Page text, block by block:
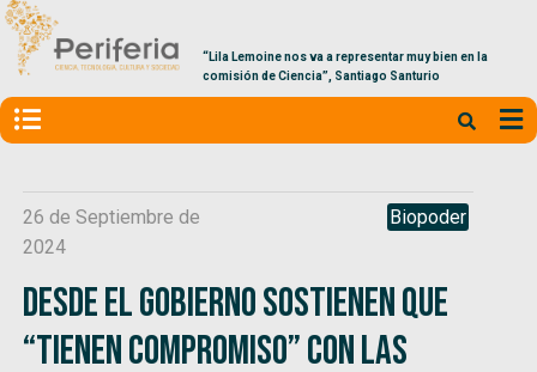
“Lila Lemoine nos va a representar muy bien en la
comisión de Ciencia”, Santiago Santurio
26 de Septiembre de
2024
Biopoder
Desde el Gobierno sostienen que
“tienen compromiso” con las